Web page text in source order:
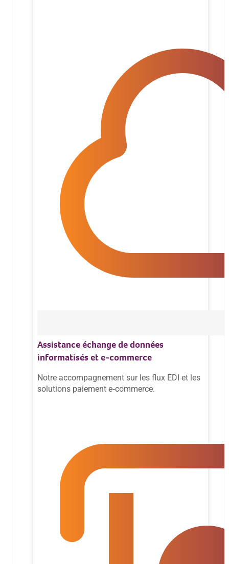
Assistance échange de données
informatisés et e-commerce
Notre accompagnement sur les flux EDI et les
solutions paiement e‑commerce.